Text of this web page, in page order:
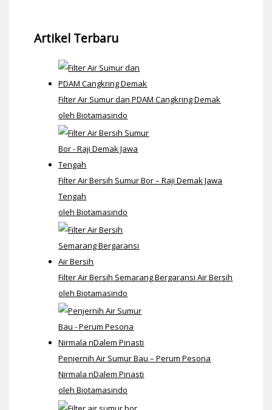
Artikel Terbaru
Filter Air Sumur dan PDAM Cangkring Demak
oleh Biotamasindo
Filter Air Bersih Sumur Bor – Raji Demak Jawa
Tengah
oleh Biotamasindo
Filter Air Bersih Semarang Bergaransi Air Bersih
oleh Biotamasindo
Penjernih Air Sumur Bau – Perum Pesona
Nirmala nDalem Pinasti
oleh Biotamasindo